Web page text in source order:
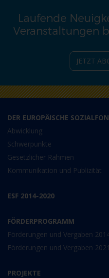
Laufende
Veranstaltungen
JETZT
DER EUROPÄISCHE
Abwicklung
Schwerpunkte
Gesetzlicher Rahmen
Kommunikation und Publizität
ESF 2014-2020
FÖRDERPROGRAMM
Förderungen und Vergaben
Förderungen und Vergaben
PROJEKTE